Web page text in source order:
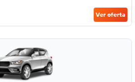
Ver oferta